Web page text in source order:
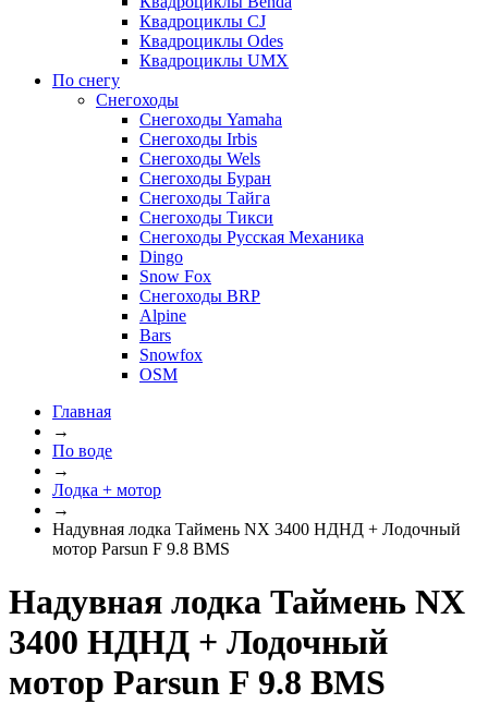
Квадроциклы CJ
Квадроциклы Odes
Квадроциклы UMX
По снегу
Снегоходы
Снегоходы Yamaha
Снегоходы Irbis
Снегоходы Wels
Снегоходы Буран
Снегоходы Тайга
Снегоходы Тикси
Снегоходы Русская Механика
Dingo
Snow Fox
Снегоходы BRP
Alpine
Bars
Snowfox
OSM
Главная
→
По воде
→
Лодка + мотор
→
Надувная лодка Таймень NX 3400 НДНД + Лодочный
мотор Parsun F 9.8 BMS
Надувная лодка Таймень NX
3400 НДНД + Лодочный
мотор Parsun F 9.8 BMS